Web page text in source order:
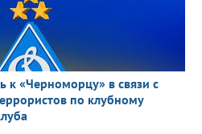
к «Черноморцу» в связи с
по клубному